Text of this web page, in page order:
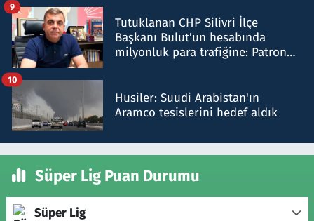
Tutuklanan CHP Silivri İlçe
Başkanı Bulut'un hesabında
milyonluk para trafiğine: Patron
9
Husiler: Suudi Arabistan'ın
Aramco tesislerini hedef aldık
10
Süper Lig Puan Durumu
Süper Lig